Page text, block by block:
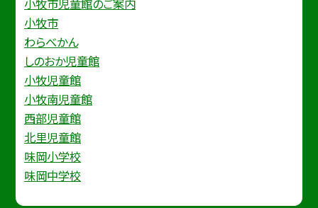
小牧市
わらべかん
しのおか児童館
小牧児童館
小牧南児童館
西部児童館
北里児童館
味岡小学校
味岡中学校